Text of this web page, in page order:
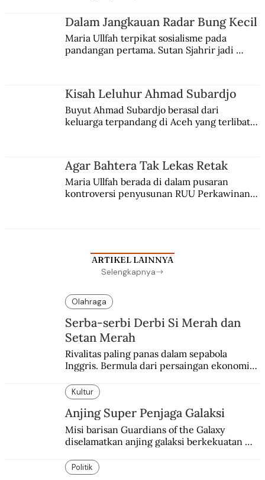
Jules Verne, Multatuli, hingga Sun Yat-sen.
Dalam Jangkauan Radar Bung Kecil
Maria Ullfah terpikat sosialisme pada
pandangan pertama. Sutan Sjahrir jadi
Kisah Leluhur Ahmad Subardjo
Buyut Ahmad Subardjo berasal dari
keluarga terpandang di Aceh yang terlibat
Agar Bahtera Tak Lekas Retak
Maria Ullfah berada di dalam pusaran
kontroversi penyusunan RUU Perkawinan.
ARTIKEL LAINNYA
Selengkapnya
Olahraga
Serba-serbi Derbi Si Merah dan
Setan Merah
Rivalitas paling panas dalam sepabola
Inggris. Bermula dari persaingan ekonomi
Kultur
Anjing Super Penjaga Galaksi
Misi barisan Guardians of the Galaxy
diselamatkan anjing galaksi berkekuatan
si martir antariksa Soviet.
Politik